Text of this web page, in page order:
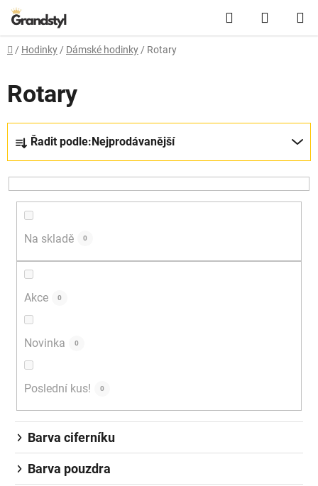
Přejít na obsah Hledat
Domů
/ Hodinky / Dámské hodinky / Rotary
Rotary
Řazení produktů
Řadit podle: Nejprodávanější
Na skladě 0
Akce 0
Novinka 0
Poslední kus! 0
Barva ciferníku
Barva pouzdra